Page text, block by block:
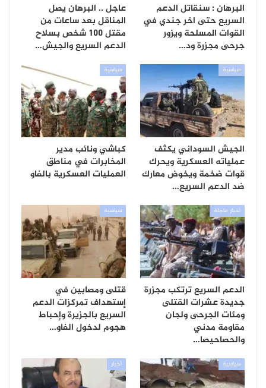
البرهان : سنقاتل الدعم
السريع حتى اخر جندي في
القوات المسلحة ويزور
جرحى مجزرة ود…
عاجل .. البرهان يصل
المناقل بعد ساعات من
مقتل 100 شخص بسلاح
الدعم السريع والجيش…
سياسية
الجيش السوداني يكثف
عملياته العسكرية ويحرك
قوات ضخمة ويخوض معارك
ضد الدعم السريع…
سياسية
كباشي ونائب مدير
المخابرات في مناطق
العمليات العسكرية بالفاو
أخبار عاجلة
الدعم السريع ترتكب مجزرة
جديدة عشرات القتلى
ومئات الجرحى ولجان
مقاومة مدني
والحصاحيصا…
سياسية
قتلى ومصابين في
إستهداف تمركزات الدعم
السريع بالجزيرة وإحباط
هجوم لدخول الفاو…
سياسية أخبار